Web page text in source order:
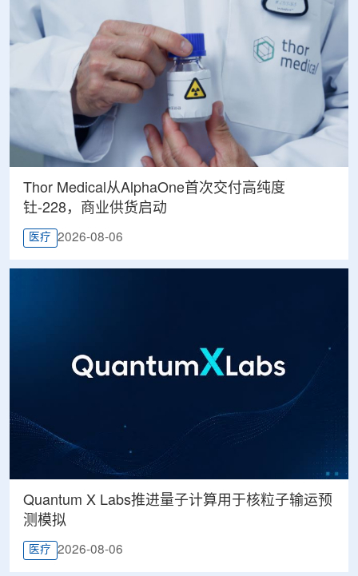
Thor Medical从AlphaOne首次交付高纯度
钍-228，商业供货启动
医疗 2026-08-06
Quantum X Labs推进量子计算用于核粒子输运预
测模拟
医疗 2026-08-06